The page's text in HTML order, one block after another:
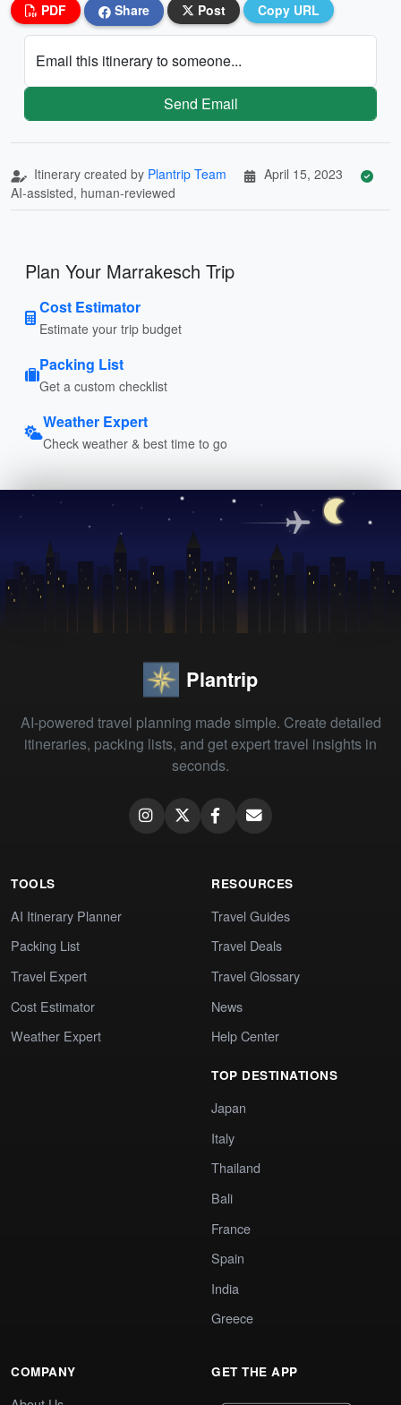
PDF Share Post Copy URL
Email this itinerary to someone...
Send Email
Itinerary created by Plantrip Team
April 15, 2023
AI-assisted, human-reviewed
Plan Your Marrakesch Trip
Cost Estimator
Estimate your trip budget
Packing List
Get a custom checklist
Weather Expert
Check weather & best time to go
Plantrip
AI-powered travel planning made simple. Create detailed
itineraries, packing lists, and get expert travel insights in
seconds.
TOOLS
AI Itinerary Planner
Packing List
Travel Expert
Cost Estimator
Weather Expert
RESOURCES
Travel Guides
Travel Deals
Travel Glossary
News
Help Center
TOP DESTINATIONS
Japan
Italy
Thailand
Bali
France
Spain
India
Greece
COMPANY GET THE APP